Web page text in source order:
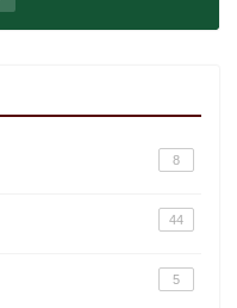
8
44
5